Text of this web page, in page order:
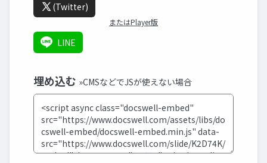
(Twitter)
またはPlayer版
LINE
埋め込む »CMSなどでJSが使えない場合